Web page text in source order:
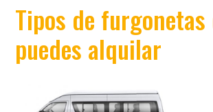
Tipos de furgonetas
puedes alquilar